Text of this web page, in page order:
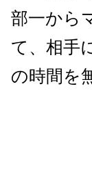
部一から
て、相手
の時間を